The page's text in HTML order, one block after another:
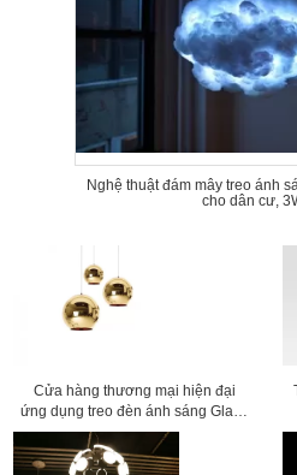
Nghệ thuật đám mây treo ánh
cho dân cư,
Cửa hàng thương mại hiện đại
ứng dụng treo đèn ánh sáng Glass
Pendant